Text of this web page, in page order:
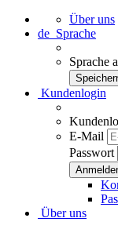
Über uns
de Sprache
Sprache
Kundenlogin
E-Mail
Passwort
Über uns